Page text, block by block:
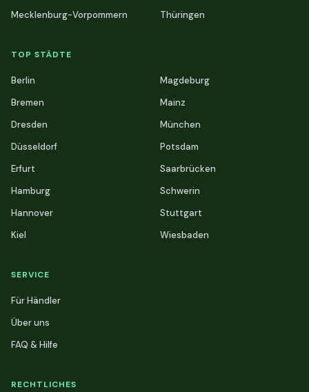
Mecklenburg-Vorpommern
Thüringen
TOP STÄDTE
Berlin
Bremen
Dresden
Düsseldorf
Erfurt
Hamburg
Hannover
Kiel
Magdeburg
Mainz
München
Potsdam
Saarbrücken
Schwerin
Stuttgart
Wiesbaden
SERVICE
Für Händler
Über uns
FAQ & Hilfe
RECHTLICHES